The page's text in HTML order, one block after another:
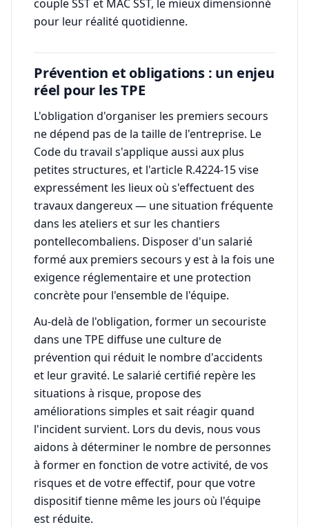
couple SST et MAC SST, le mieux dimensionné
pour leur réalité quotidienne.
Prévention et obligations : un enjeu
réel pour les TPE
L'obligation d'organiser les premiers secours
ne dépend pas de la taille de l'entreprise. Le
Code du travail s'applique aussi aux plus
petites structures, et l'article R.4224-15 vise
expressément les lieux où s'effectuent des
travaux dangereux — une situation fréquente
dans les ateliers et sur les chantiers
pontellecombaliens. Disposer d'un salarié
formé aux premiers secours y est à la fois une
exigence réglementaire et une protection
concrète pour l'ensemble de l'équipe.
Au-delà de l'obligation, former un secouriste
dans une TPE diffuse une culture de
prévention qui réduit le nombre d'accidents
et leur gravité. Le salarié certifié repère les
situations à risque, propose des
améliorations simples et sait réagir quand
l'incident survient. Lors du devis, nous vous
aidons à déterminer le nombre de personnes
à former en fonction de votre activité, de vos
risques et de votre effectif, pour que votre
dispositif tienne même les jours où l'équipe
est réduite.